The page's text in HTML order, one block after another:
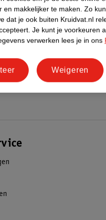
en makkelijker te maken. Zo
dat je ook buiten Kruidvat.nl
Je kunt je voorkeuren
verwerken lees je in ons
Weigeren